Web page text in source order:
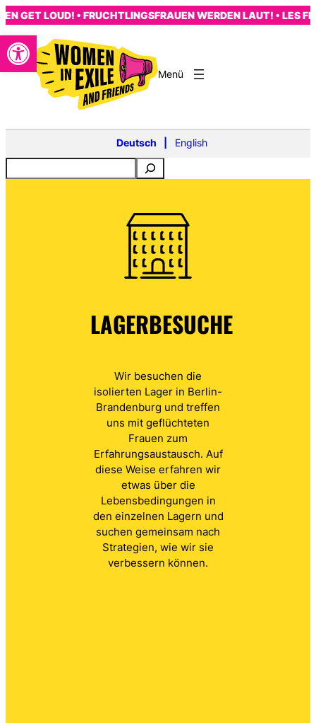
Open toolbar
Zum
Inhalt
springen
GET LOUD! • FRUCHTLINGSFRAUEN WERDEN LAUT! • LES
Deutsch English
LAGERBESUCHE
Wir besuchen die
isolierten Lager in Berlin-
Brandenburg und treffen
uns mit geflüchteten
Frauen zum
Erfahrungsaustausch. Auf
diese Weise erfahren wir
etwas über die
Lebensbedingungen in
den einzelnen Lagern und
suchen gemeinsam nach
Strategien, wie wir sie
verbessern können.